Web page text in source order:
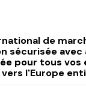
de
sécurisée
pour tous vos
l'Europe